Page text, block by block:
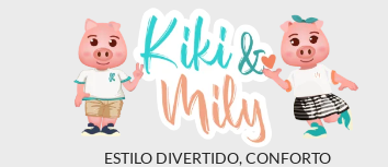
ESTILO DIVERTIDO, CONFORTO